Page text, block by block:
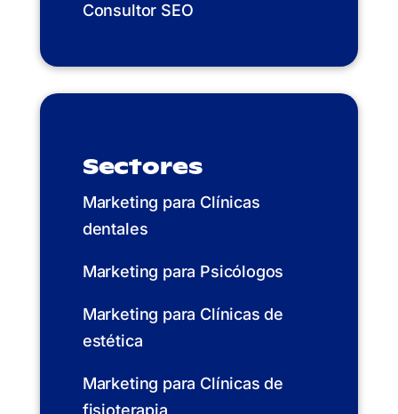
Consultor SEO
Sectores
Marketing para Clínicas
dentales
Marketing para Psicólogos
Marketing para Clínicas de
estética
Marketing para Clínicas de
fisioterapia